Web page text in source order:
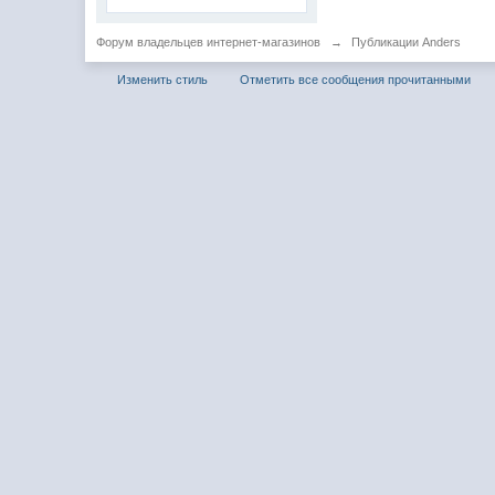
Форум владельцев интернет-магазинов → Публикации Anders
Изменить стиль Отметить все сообщения прочитанными